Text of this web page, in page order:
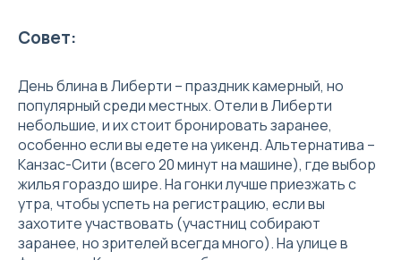
Совет:
День блина в Либерти – праздник камерный, но
популярный среди местных. Отели в Либерти
небольшие, и их стоит бронировать заранее,
особенно если вы едете на уикенд. Альтернатива –
Канзас-Сити (всего 20 минут на машине), где выбор
жилья гораздо шире. На гонки лучше приезжать с
утра, чтобы успеть на регистрацию, если вы
захотите участвовать (участниц собирают
заранее, но зрителей всегда много). На улице в